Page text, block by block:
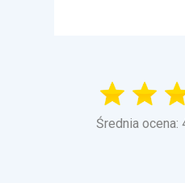
Średnia ocena: